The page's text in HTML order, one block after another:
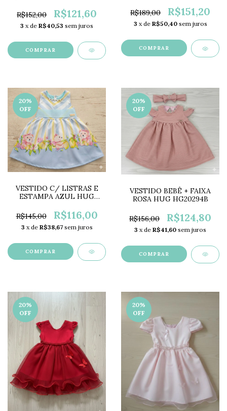
R$152,00
R$121,60
3 x de R$40,53 sem juros
COMPRAR
R$189,00
R$151,20
3 x de R$50,40 sem juros
COMPRAR
20%
OFF
VESTIDO C/ LISTRAS E
ESTAMPA AZUL HUG
R$145,00
R$116,00
3 x de R$38,67 sem juros
COMPRAR
20%
OFF
VESTIDO BEBÊ + FAIXA
ROSA HUG HG20294B
R$156,00 R$124,80
3 x de R$41,60 sem juros
COMPRAR
20%
OFF
20%
OFF